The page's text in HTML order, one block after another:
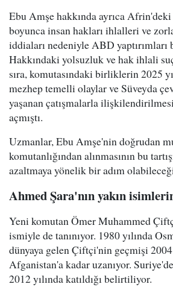
Ebu Amşe hakkında ayrıca
boyunca insan hakları ihlalleri ve
iddiaları nedeniyle ABD yaptırımları
Hakkındaki yolsuzluk ve hak ihlali
sıra, komutasındaki birliklerin 2025
mezhep temelli olaylar ve Süveyda
yaşanan çatışmalarla
açmıştı.
Uzmanlar, Ebu Amşe'nin doğrudan
komutanlığından alınmasının bu
azaltmaya yönelik bir adım
Ahmed Şara'nın yakın
Yeni komutan Ömer Muhammed
ismiyle de tanınıyor. 1980 yılında
dünyaya gelen Çiftçi'nin geçmişi 2004
Afganistan'a kadar uzanıyor.
2012 yılında katıldığı belirtiliyor.